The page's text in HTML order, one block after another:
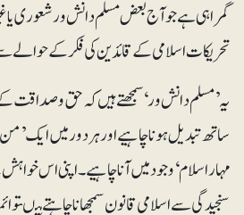
گمراہی ہے جو آج بعض مسلم دانش ور شعوری یا
تحریکات اسلامی کے قائدین کی فکرکے حوالے
یہ ’مسلم دانش ور‘ سمجھتے ہیں کہ حق و
ساتھ تبدیل ہونا چاہیے اور ہر دور میں ایک ’من
مہار اسلام‘ وجود میں آنا چاہیے ۔اپنی اس
سنجیدگی سے اسلامی قانون سمجھانا چاہتے